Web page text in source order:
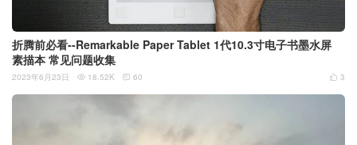
折腾前必看--Remarkable Paper Tablet 1代10.3寸电子书墨水屏
素描本 常见问题收集
 3
2023年6月23日  18.52K  60